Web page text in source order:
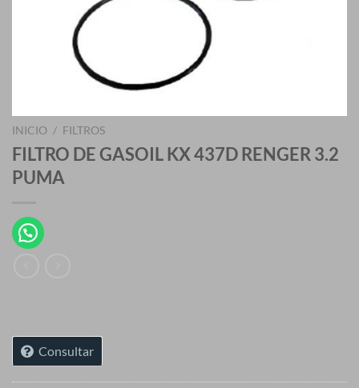
INICIO / FILTROS
FILTRO DE GASOIL KX 437D RENGER 3.2
PUMA
Consultar